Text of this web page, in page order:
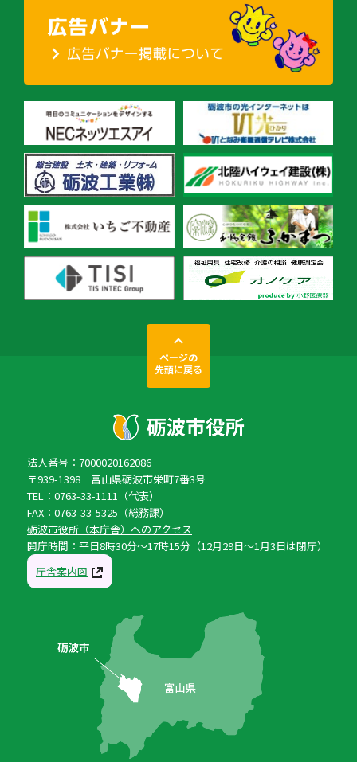
ページの
先頭に戻る
法人番号：7000020162086
〒939-1398 富山県砺波市栄町7番3号
TEL：0763-33-1111（代表）
FAX：0763-33-5325（総務課）
砺波市役所（本庁舎）へのアクセス
開庁時間：平日8時30分〜17時15分（12月29日〜1月3日は閉庁）
庁舎案内図